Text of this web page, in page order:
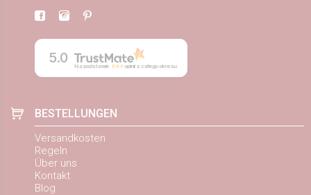
5.0
Na podstawie 884opinii z całego okresu
BESTELLUNGEN
Versandkosten
Regeln
Über uns
Kontakt
Blog